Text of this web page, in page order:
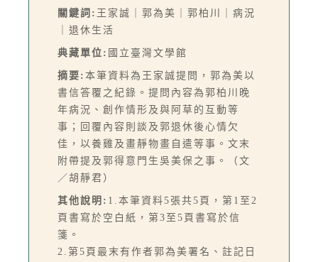
關鍵詞: 王家誠｜郭為美｜郭柏川｜病況
｜退休生活
典藏單位: 國立臺灣文學館
摘要: 本筆資料為王家誠提問，郭為美以
書信答覆之紀錄。提問內容為郭柏川晚
年病況、創作情形及與阿草的互動等
事；回覆內容則談及郭退休後心情欠
佳，以養雞及畫靜物畫自遣等事。文末
附帶提及郭得意門生吳美保之事。（文
／胡靜君）
其他說明: 1.本筆資料5張共5頁，第1至2
頁書寫於空白紙，第3至5頁書寫於信
箋。
2.第5頁最末有作者郭為美署名、註記日